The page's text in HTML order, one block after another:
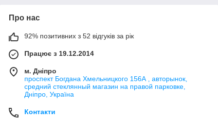
Про нас
92% позитивних з 52 відгуків за рік
Працює з 19.12.2014
м. Дніпро
проспект Богдана Хмельницкого 156А , авторынок,
средний стеклянный магазин на правой парковке,
Дніпро, Україна
Контакти